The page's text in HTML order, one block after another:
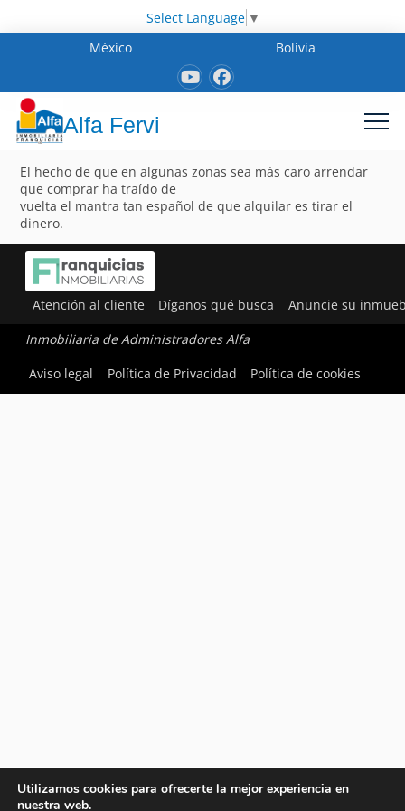
Select Language ▼
México
Bolivia
Alfa Fervi
El hecho de que en algunas zonas sea más caro arrendar
que comprar ha traído de
vuelta el mantra tan español de que alquilar es tirar el
dinero.
Atención al cliente Díganos qué busca Anuncie su
Inmobiliaria de Administradores Alfa
Aviso legal
Política de Privacidad Política de cookies
Utilizamos cookies para ofrecerte la mejor experiencia en
nuestra web.